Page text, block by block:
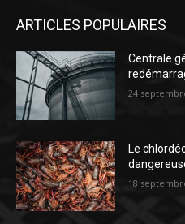
ARTICLES POPULAIRES
Centrale
24
Le
18